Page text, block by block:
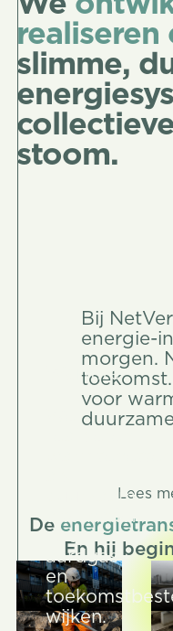
slimme,
stoom.
Bij
energie-
morgen.
voor
Lees
De
En hij
Warmte
duurzaam
alternatief
voor
aardgas
en
wijken.